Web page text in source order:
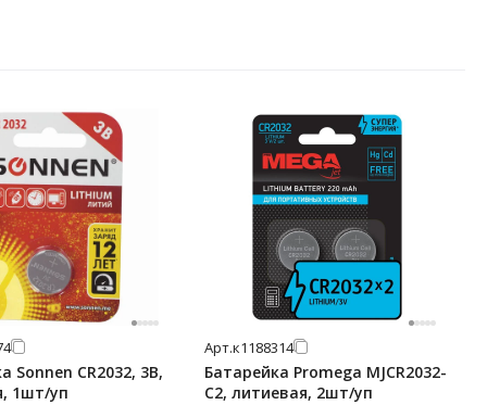
Sonnen CR2032, 3В,
1шт/уп
Арт.к1188314
Батарейка Promega MJCR2032-
C2, литиевая, 2шт/уп